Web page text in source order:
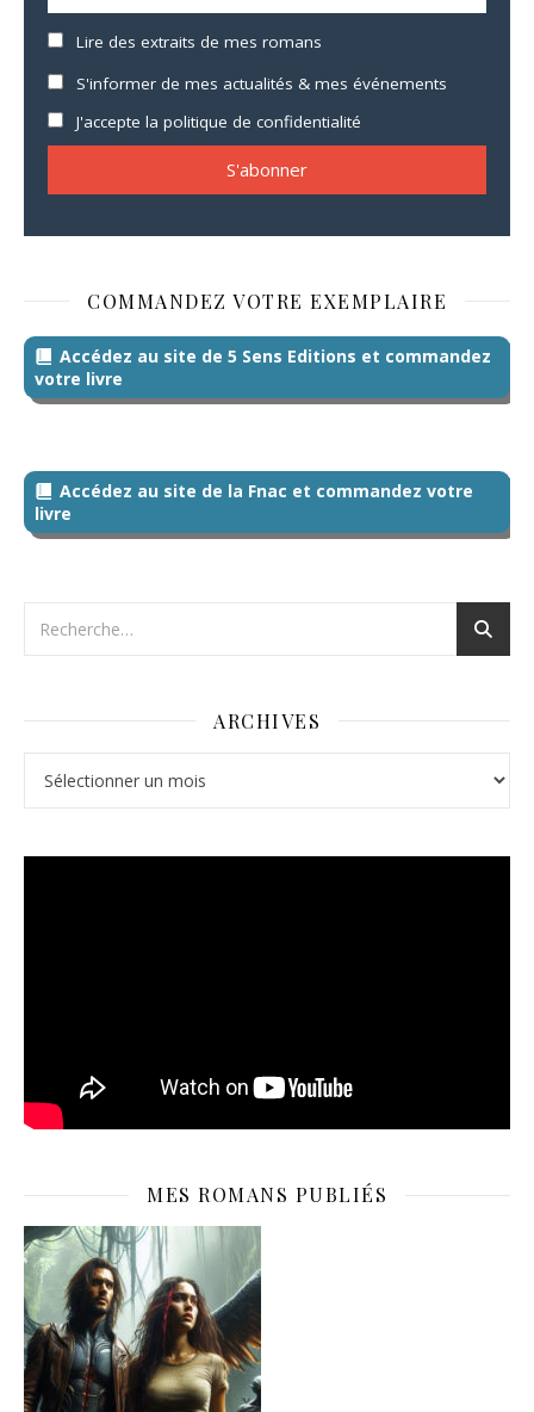
Lire des extraits de mes romans
S'informer de mes actualités & mes événements
J'accepte la politique de confidentialité
COMMANDEZ VOTRE EXEMPLAIRE
Accédez au site de 5 Sens Editions et commandez
votre livre
Accédez au site de la Fnac et commandez votre
livre
ARCHIVES
MES ROMANS PUBLIÉS